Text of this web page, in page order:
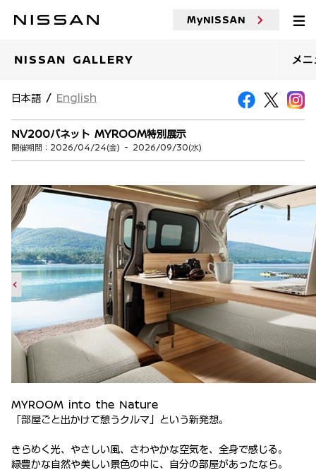
MyNISSAN
NISSAN GALLERY メ
日本語 / English
NV200バネット MYROOM特別展示
開催期間：2026/04/24(金) - 2026/09/30(水)
MYROOM into the
Nature
「部屋ごと出かけて憩うクルマ」という新発想。
きらめく光、やさしい風、さわやかな空気を、全身で感じる。
緑豊かな自然や美しい景色の中に、自分の部屋があったなら。